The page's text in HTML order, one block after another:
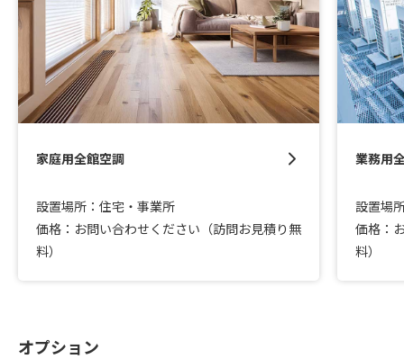
家庭用全館空調
設置場所：住宅・事業所
価格：お問い合わせください（訪問お見積り無
料）
業務用
設置場
価格：
料）
オプション